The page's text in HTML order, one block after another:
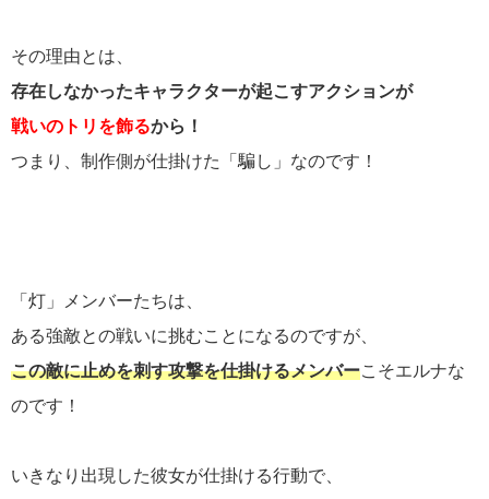
その理由とは、
存在しなかったキャラクターが起こすアクションが
戦いのトリを飾るから！
つまり、制作側が仕掛けた「騙し」なのです！
「灯」メンバーたちは、
ある強敵との戦いに挑むことになるのですが、
この敵に止めを刺す攻撃を仕掛けるメンバーこそエルナな
のです！
いきなり出現した彼女が仕掛ける行動で、